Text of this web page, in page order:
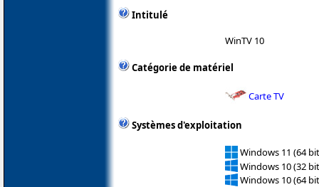
Intitulé
WinTV 10
Catégorie de matériel
Carte TV
Systèmes d'exploitation
Windows 11 (64
Windows 10 (32
Windows 10 (64